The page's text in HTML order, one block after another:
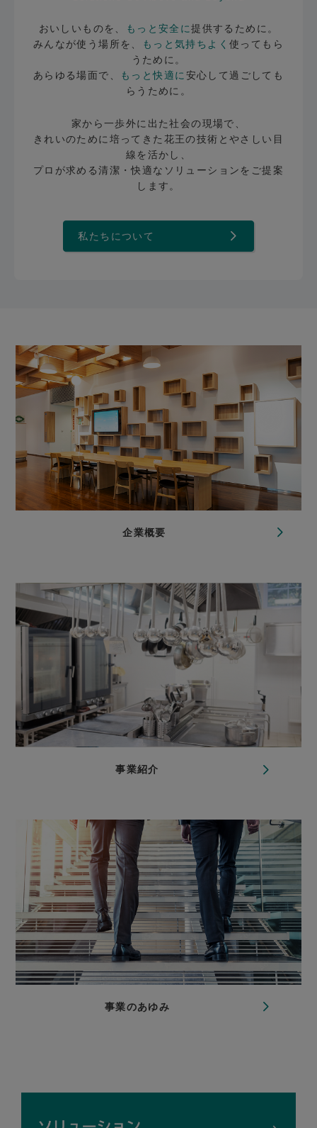
おいしいものを、 もっと安全に提供するために。
みんなが使う場所を、
もっと気持ちよく使ってもら
うために。
あらゆる場面で、
もっと快適に安心して過ごしても
らうために。
家から一歩外に出た社会の現場で、
きれいのために培ってきた花王の技術とやさしい目
線を活かし、
プロが求める清潔・快適なソリューションをご提案
します。
私たちについて
企業概要
事業紹介
事業のあゆみ